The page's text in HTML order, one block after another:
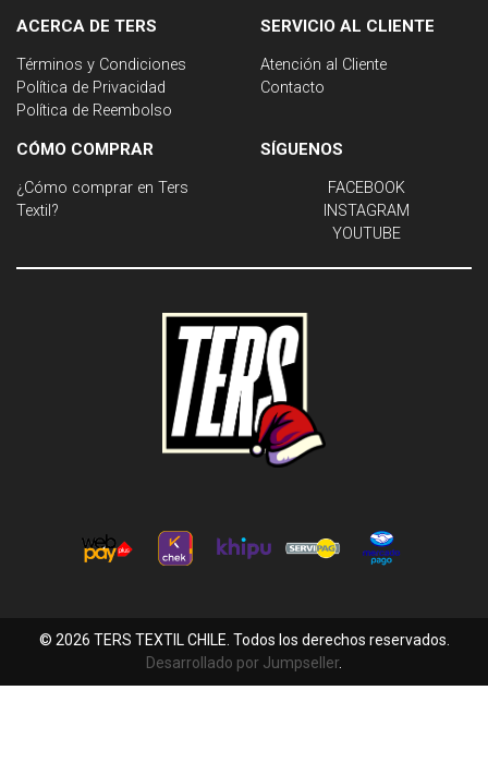
ACERCA DE TERS
Términos y Condiciones
Política de Privacidad
Política de Reembolso
SERVICIO AL CLIENTE
Atención al Cliente
Contacto
CÓMO COMPRAR
¿Cómo comprar en Ters
Textil?
SÍGUENOS
FACEBOOK
INSTAGRAM
YOUTUBE
© 2026 TERS TEXTIL CHILE. Todos los derechos reservados.
Desarrollado por Jumpseller.